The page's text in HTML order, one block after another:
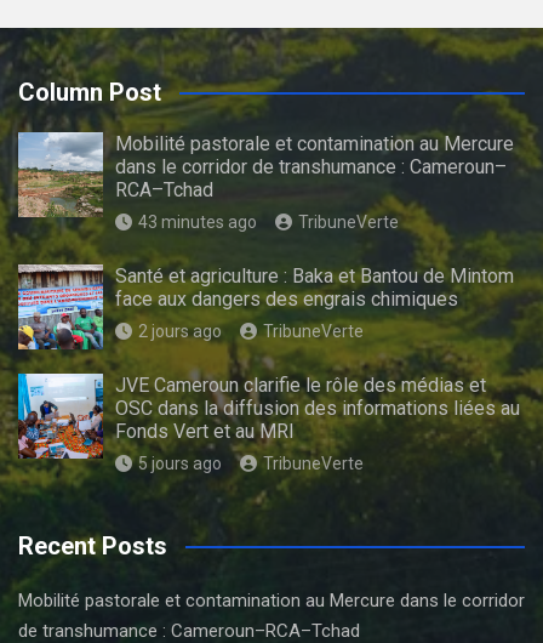
Column Post
Mobilité pastorale et contamination au Mercure
dans le corridor de transhumance : Cameroun–
RCA–Tchad
43 minutes ago TribuneVerte
Santé et agriculture : Baka et Bantou de Mintom
face aux dangers des engrais chimiques
2 jours ago TribuneVerte
JVE Cameroun clarifie le rôle des médias et
OSC dans la diffusion des informations liées au
Fonds Vert et au MRI
5 jours ago TribuneVerte
Recent Posts
Mobilité pastorale et contamination au Mercure dans le corridor
de transhumance : Cameroun–RCA–Tchad